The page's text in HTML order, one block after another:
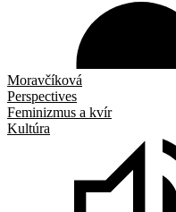
Moravčíková
Perspectives
Feminizmus a kvír
Kultúra